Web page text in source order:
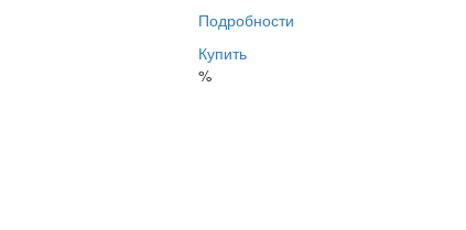
Подробности
Купить
%